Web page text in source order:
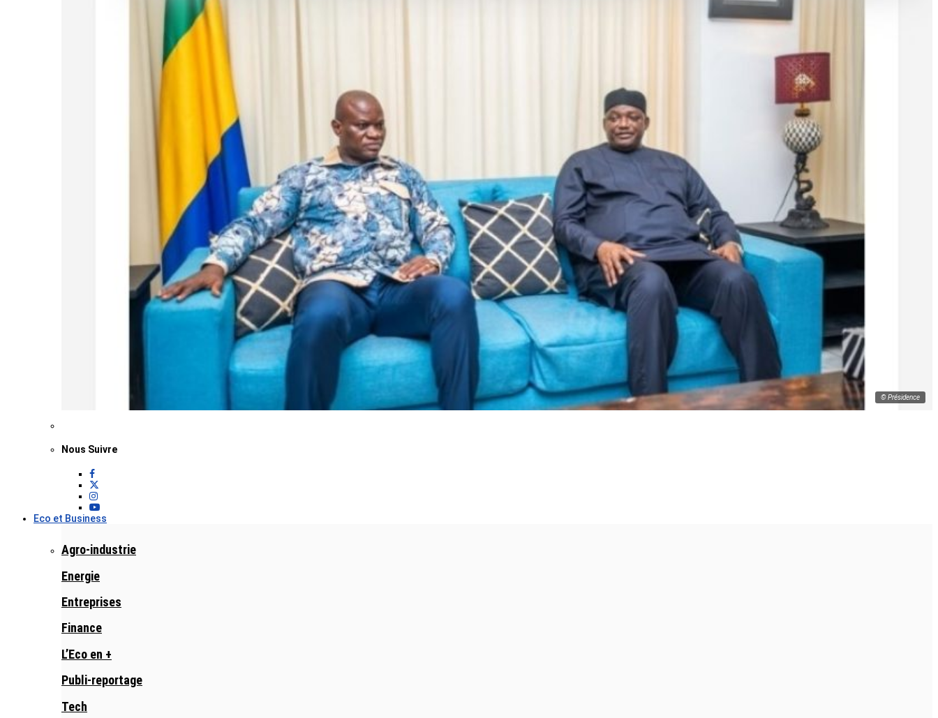
© Présidence
Nous Suivre
Eco et Business
Agro-industrie
Energie
Entreprises
Finance
L’Eco en +
Publi-reportage
Tech